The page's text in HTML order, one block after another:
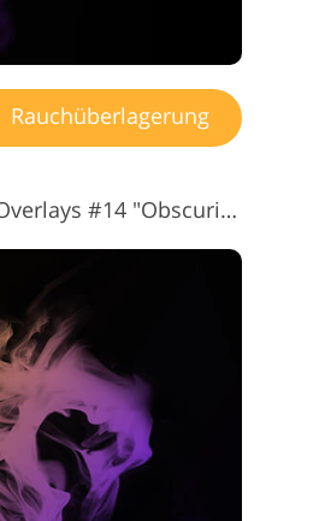
Rauchüberlagerung
Kostenlose Photoshop-Rauch-Overlays #14 "Obscurity"